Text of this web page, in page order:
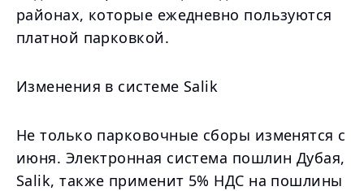
районах, которые ежедневно пользуются
платной парковкой.
Изменения в системе Salik
Не только парковочные сборы изменятся с
июня. Электронная система пошлин Дубая,
Salik, также применит 5% НДС на пошлины